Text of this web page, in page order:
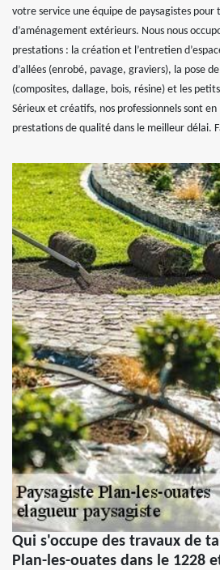
votre service une équipe de paysagistes pour
d’aménagement extérieurs. Nous nous
prestations : la création et l’entretien
d’allées (enrobé, pavage, graviers), la pose
(composites, dallage, bois, résine) et les
Sérieux et créatifs, nos professionnels sont
prestations de qualité dans le meilleur délai.
Qui s'occupe des travaux de
Plan-les-ouates dans le 1228